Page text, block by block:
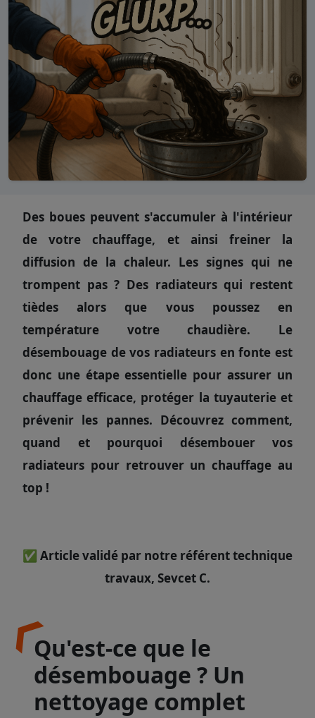
Des boues peuvent s'accumuler à l'intérieur
de votre chauffage, et ainsi freiner la
diffusion de la chaleur. Les signes qui ne
trompent pas ? Des radiateurs qui restent
tièdes alors que vous poussez en
température votre chaudière. Le
désembouage de vos radiateurs en fonte est
donc une étape essentielle pour assurer un
chauffage efficace, protéger la tuyauterie et
prévenir les pannes. Découvrez comment,
quand et pourquoi désembouer vos
radiateurs pour retrouver un chauffage au
top !
✅ Article validé par notre référent technique
travaux, Sevcet C.
Qu'est-ce que le
désembouage ? Un
nettoyage complet